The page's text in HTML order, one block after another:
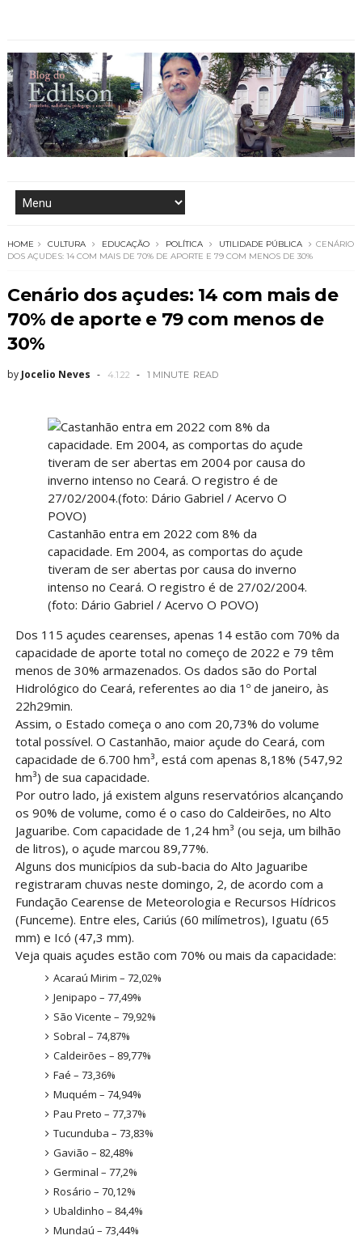
HOME CULTURA EDUCAÇÃO POLÍTICA UTILIDADE PÚBLICA
CENÁRIO
DOS AÇUDES: 14 COM MAIS DE 70% DE APORTE E 79 COM MENOS DE 30%
Cenário dos açudes: 14 com mais de
70% de aporte e 79 com menos de
30%
by Jocelio Neves 4.1.22 1 MINUTE READ
Castanhão entra em 2022 com 8% da
capacidade. Em 2004, as comportas do açude
tiveram de ser abertas por causa do inverno
intenso no Ceará. O registro é de 27/02/2004.
(foto: Dário Gabriel / Acervo O POVO)
Dos 115 açudes cearenses, apenas 14 estão com 70% da
capacidade de aporte total no começo de 2022 e 79 têm
menos de 30% armazenados. Os dados são do Portal
Hidrológico do Ceará, referentes ao dia 1º de janeiro, às
22h29min.
Assim, o Estado começa o ano com 20,73% do volume
total possível. O Castanhão, maior açude do Ceará, com
capacidade de 6.700 hm³, está com apenas 8,18% (547,92
hm³) de sua capacidade.
Por outro lado, já existem alguns reservatórios alcançando
os 90% de volume, como é o caso do Caldeirões, no Alto
Jaguaribe. Com capacidade de 1,24 hm³ (ou seja, um bilhão
de litros), o açude marcou 89,77%.
Alguns dos municípios da sub-bacia do Alto Jaguaribe
registraram chuvas neste domingo, 2, de acordo com a
Fundação Cearense de Meteorologia e Recursos Hídricos
(Funceme). Entre eles, Cariús (60 milímetros), Iguatu (65
mm) e Icó (47,3 mm).
Veja quais açudes estão com 70% ou mais da capacidade:
Acaraú Mirim – 72,02%
Jenipapo – 77,49%
São Vicente – 79,92%
Sobral – 74,87%
Caldeirões – 89,77%
Faé – 73,36%
Muquém – 74,94%
Pau Preto – 77,37%
Tucunduba – 73,83%
Gavião – 82,48%
Germinal – 77,2%
Rosário – 70,12%
Ubaldinho – 84,4%
Mundaú – 73,44%